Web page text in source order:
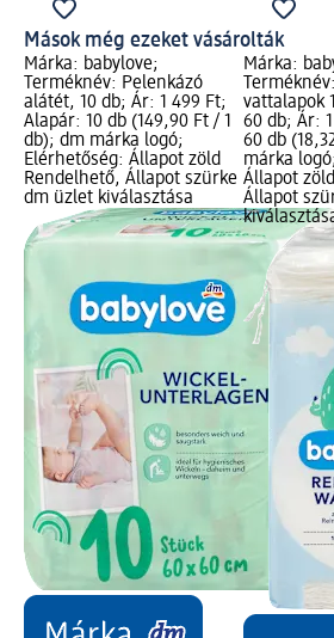
Mások még ezeket vásárolták
Márka: babylove;
Terméknév: Pelenkázó
alátét, 10 db; Ár: 1 499 Ft;
Alapár: 10 db (149,90 Ft / 1
db); dm márka logó;
Elérhetőség: Állapot zöld
Rendelhető, Állapot szürke
dm üzlet kiválasztása
Márka:
vattalapok
60 db; Ár:
60 db
márka
Állapot
Állapot